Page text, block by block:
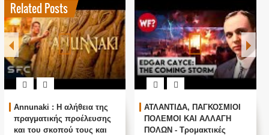
Related Posts
Annunaki : Η αλήθεια της
πραγματικής προέλευσης
και του σκοπού τους και
ΑΤΛΑΝΤΙΔΑ, ΠΑΓΚΟΣΜΙΟΙ
ΠΟΛΕΜΟΙ ΚΑΙ ΑΛΛΑΓΗ
ΠΟΛΩΝ - Τρομακτικές